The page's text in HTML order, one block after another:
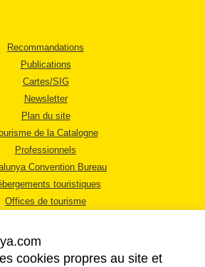
Recommandations
Publications
Cartes/SIG
Newsletter
Plan du site
de la Catalogne
Professionnels
Convention Bureau
touristiques
Offices de tourisme
cookies propres au site et